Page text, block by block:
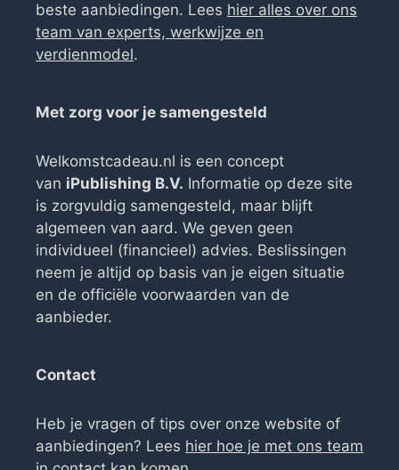
beste aanbiedingen. Lees hier alles over ons
team van experts, werkwijze en
verdienmodel.
Met zorg voor je samengesteld
Welkomstcadeau.nl is een concept
van iPublishing B.V. Informatie op deze site
is zorgvuldig samengesteld, maar blijft
algemeen van aard. We geven geen
individueel (financieel) advies. Beslissingen
neem je altijd op basis van je eigen situatie
en de officiële voorwaarden van de
aanbieder.
Contact
Heb je vragen of tips over onze website of
aanbiedingen? Lees hier hoe je met ons team